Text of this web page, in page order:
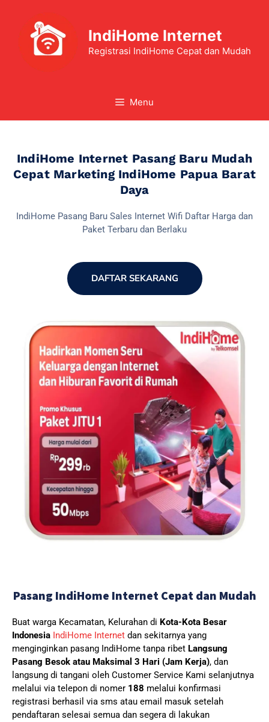
IndiHome Internet
Registrasi IndiHome Cepat dan Mudah
Menu
IndiHome Internet Pasang Baru Mudah
Cepat Marketing IndiHome Papua Barat
Daya
IndiHome Pasang Baru Sales Internet Wifi Daftar Harga dan
Paket Terbaru dan Berlaku
DAFTAR SEKARANG
Pasang IndiHome Internet Cepat dan Mudah
Buat warga Kecamatan, Kelurahan di Kota-Kota Besar
Indonesia IndiHome Internet dan sekitarnya yang
menginginkan pasang IndiHome tanpa ribet Langsung
Pasang Besok atau Maksimal 3 Hari (Jam Kerja), dan
langsung di tangani oleh Customer Service Kami selanjutnya
melalui via telepon di nomer 188 melalui konfirmasi
registrasi berhasil via sms atau email masuk setelah
pendaftaran selesai semua dan segera di lakukan